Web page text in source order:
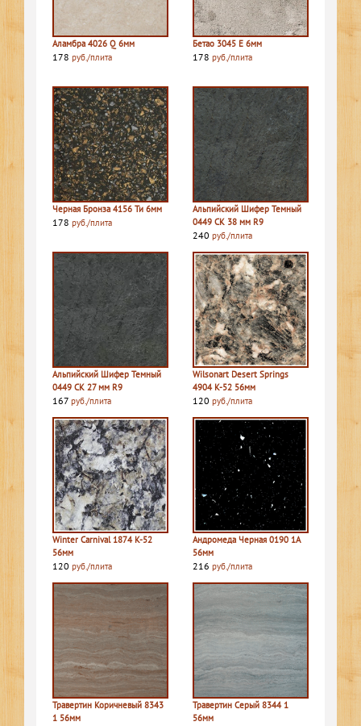
Аламбра 4026 Q 6мм
178 руб./плита
Бетао 3045 E 6мм
178 руб./плита
Черная Бронза 4156 Ти 6мм
178 руб./плита
Альпийский Шифер Темный
0449 СК 38 мм R9
240 руб./плита
Альпийский Шифер Темный
0449 СК 27 мм R9
167 руб./плита
Wilsonart Desert Springs
4904 K-52 56мм
120 руб./плита
Winter Carnival 1874 K-52
56мм
120 руб./плита
Андромеда Черная 0190 1A
56мм
216 руб./плита
Травертин Коричневый 8343
1 56мм
Травертин Серый 8344 1
56мм